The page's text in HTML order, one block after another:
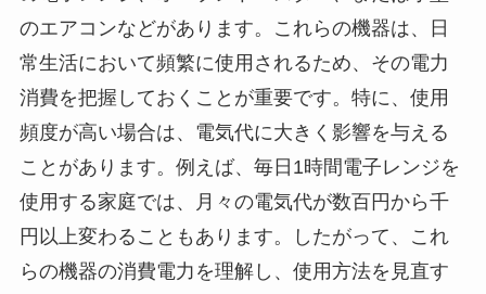
のエアコンなどがあります。これらの機器は、日
常生活において頻繁に使用されるため、その電力
消費を把握しておくことが重要です。特に、使用
頻度が高い場合は、電気代に大きく影響を与える
ことがあります。例えば、毎日1時間電子レンジを
使用する家庭では、月々の電気代が数百円から千
円以上変わることもあります。したがって、これ
らの機器の消費電力を理解し、使用方法を見直す